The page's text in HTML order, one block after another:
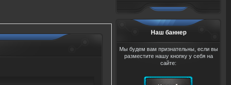
Наш баннер
Мы будем вам признательны, если вы
разместите нашу кнопку у себя на
сайте: